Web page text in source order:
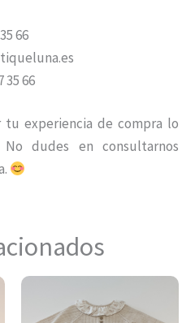
66
35 66
tu experiencia de compra lo
dudes en consultarnos
Este
producto